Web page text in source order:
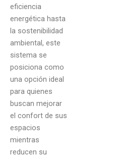
eficiencia
energética hasta
la sostenibilidad
ambiental, este
sistema se
posiciona como
una opción ideal
para quienes
buscan mejorar
el confort de sus
espacios
mientras
reducen su